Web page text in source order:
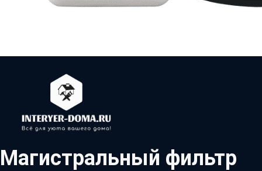
Магистральный фильтр